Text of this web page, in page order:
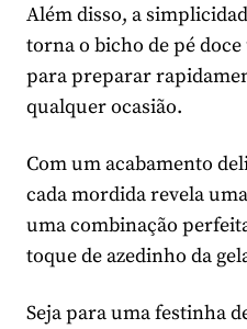
Além disso, a
torna o bicho de pé
para preparar
qualquer ocasião.
Com um acabamento
cada mordida revela
uma combinação
toque de azedinho da
Seja para uma festinha